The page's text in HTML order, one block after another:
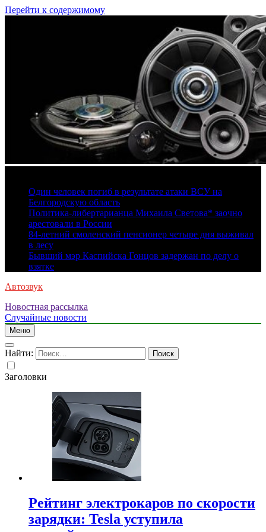
Перейти к содержимому
Один человек погиб в результате атаки ВСУ на
Белгородскую область
Политика-либертарианца Михаила Светова* заочно
арестовали в России
84-летний смоленский пенсионер четыре дня выживал
в лесу
Бывший мэр Каспийска Гонцов задержан по делу о
взятке
Автозвук
Новостная рассылка
Случайные новости
Меню
Найти:
Заголовки
Рейтинг электрокаров по скорости
зарядки: Tesla уступила